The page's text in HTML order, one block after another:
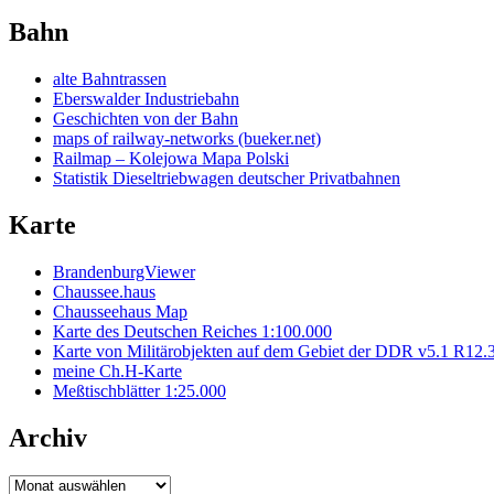
Bahn
alte Bahntrassen
Eberswalder Industriebahn
Geschichten von der Bahn
maps of railway-networks (bueker.net)
Railmap – Kolejowa Mapa Polski
Statistik Dieseltriebwagen deutscher Privatbahnen
Karte
BrandenburgViewer
Chaussee.haus
Chausseehaus Map
Karte des Deutschen Reiches 1:100.000
Karte von Militärobjekten auf dem Gebiet der DDR v5.1
meine Ch.H-Karte
Meßtischblätter 1:25.000
Archiv
Archiv